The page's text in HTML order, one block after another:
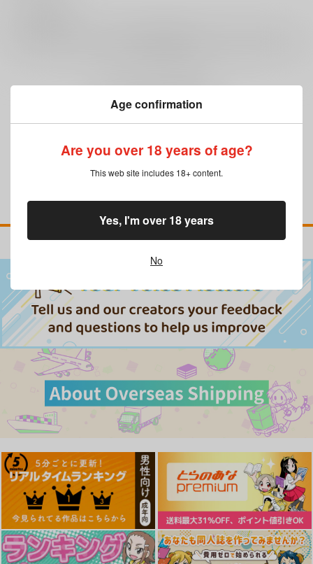
Age confirmation
Are you over 18 years of age?
This web site includes 18+ content.
No
Yes, I'm over 18 years